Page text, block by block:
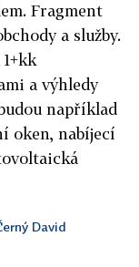
Fragment
a služby.
a výhledy
například
oken, nabíjecí
David